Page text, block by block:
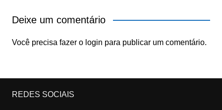
Deixe um comentário
Você precisa fazer o login para publicar um comentário.
REDES SOCIAIS